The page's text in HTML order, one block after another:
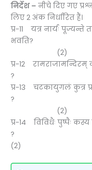
निर्देश – नीचे दिए गए
लिए 2 अंक निर्धारित हैं।
प्र-11 यत्र नार्यः पूज्यन्ते
(2)
प्र-12 रामराजामन्दिरम्
?
प्र-13 चटकायुगलं कुत्र
(2)
प्र-14 विविधैः पुष्पैः
(2)